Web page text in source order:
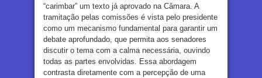
“carimbar” um texto já aprovado na Câmara. A
tramitação pelas comissões é vista pelo presidente
como um mecanismo fundamental para garantir um
debate aprofundado, que permita aos senadores
discutir o tema com a calma necessária, ouvindo
todas as partes envolvidas. Essa abordagem
contrasta diretamente com a percepção de uma